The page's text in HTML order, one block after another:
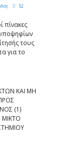
52
πίνακες
τους
για το
ΚΑΙ ΜΗ
(1)
ΜΙΚΤΟ